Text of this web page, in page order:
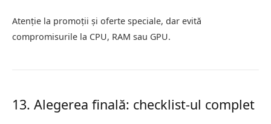
Atenție la promoții și oferte speciale, dar evită
compromisurile la CPU, RAM sau GPU.
13. Alegerea finală: checklist-ul complet